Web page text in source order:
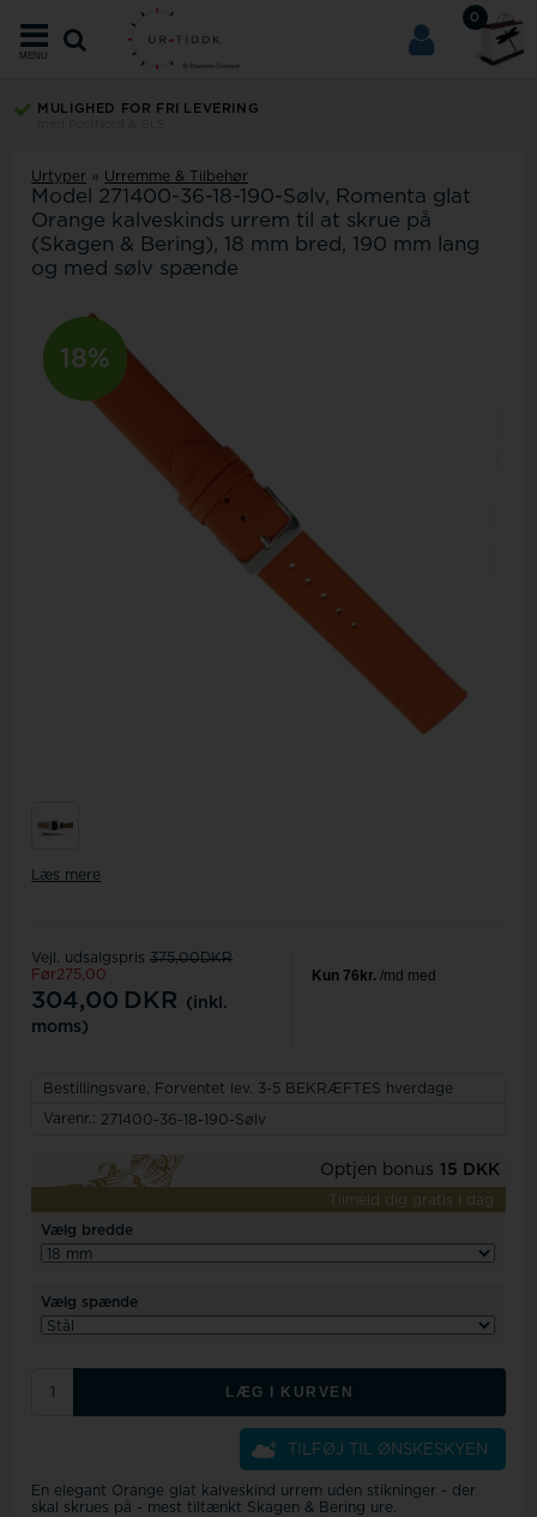
0
MENU
MULIGHED FOR FRI LEVERING
Urtyper » Urremme & Tilbehør
Model 271400-36-18-190-Sølv
Romenta glat
Orange kalveskinds urrem til at skrue på
(Skagen & Bering), 18 mm bred, 190 mm lang
og med sølv spænde
-11%
18%
Læs mere
Vejl. udsalgspris 375,00DKR
Før275,00
304,00 DKR
(inkl.
moms)
Bestillingsvare, Forventet lev. 3-5 BEKRÆFTES hverdage
Varenr.: 271400-36-18-190-Sølv
Optjen bonus 15 DKK
Tilmeld dig gratis i dag
Vælg bredde
Vælg spænde
LÆG I KURVEN
TILFØJ TIL ØNSKESKYEN
En elegant Orange glat kalveskind urrem uden stikninger - der
skal skrues på - mest tiltænkt Skagen & Bering ure.